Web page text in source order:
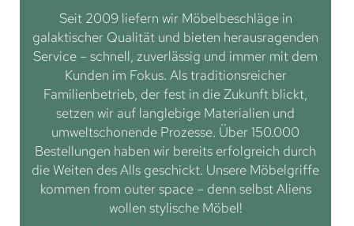
Seit 2009 liefern wir Möbelbeschläge in
galaktischer Qualität und bieten herausragenden
Service – schnell, zuverlässig und immer mit dem
Kunden im Fokus. Als traditionsreicher
Familienbetrieb, der fest in die Zukunft blickt,
setzen wir auf langlebige Materialien und
umweltschonende Prozesse. Über 150.000
Bestellungen haben wir bereits erfolgreich durch
die Weiten des Alls geschickt. Unsere Möbelgriffe
kommen from outer space – denn selbst Aliens
wollen stylische Möbel!